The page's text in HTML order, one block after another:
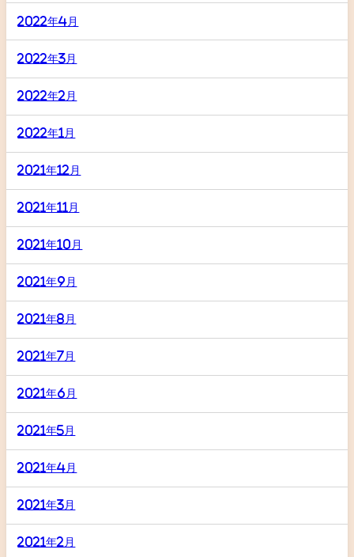
2022年4月
2022年3月
2022年2月
2022年1月
2021年12月
2021年11月
2021年10月
2021年9月
2021年8月
2021年7月
2021年6月
2021年5月
2021年4月
2021年3月
2021年2月